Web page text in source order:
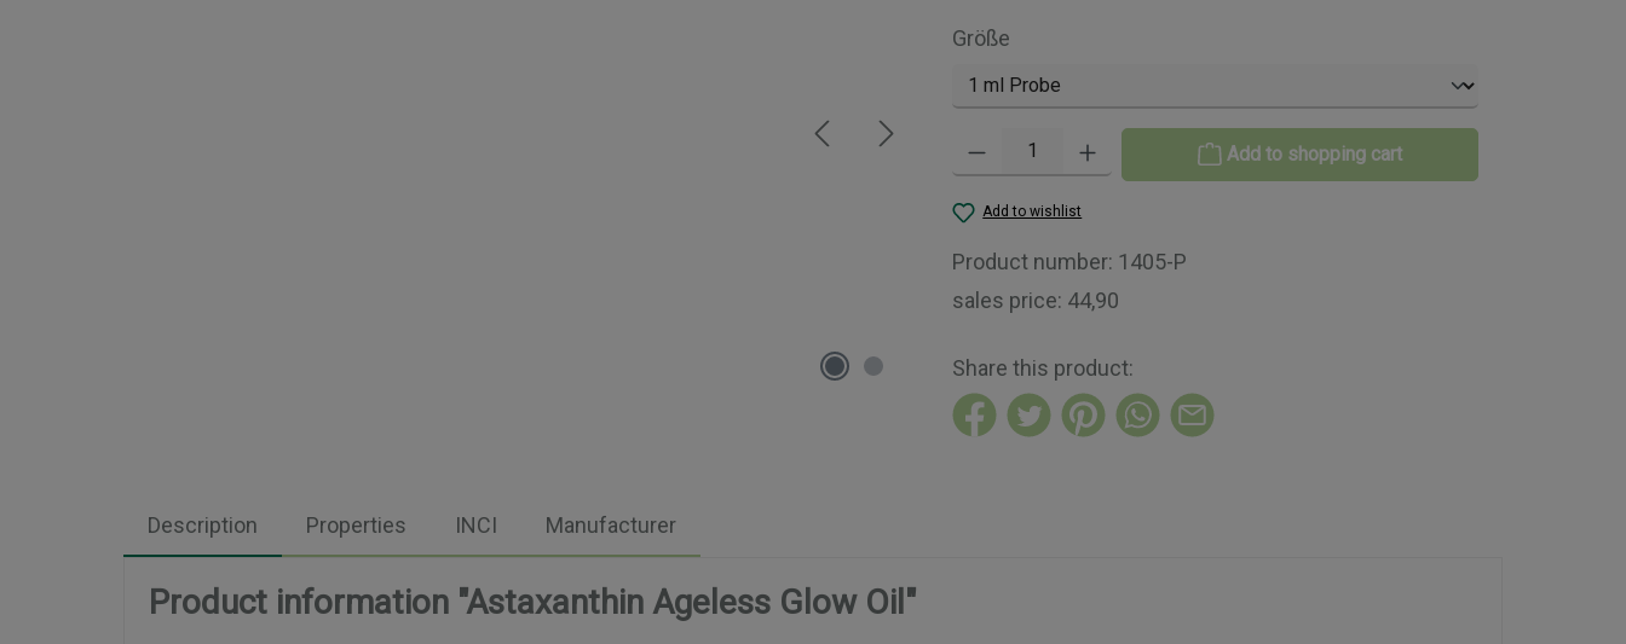
Select
Größe
Product Quantity: Enter the desired amount or use the buttons to increase or decrease
Add to shopping cart
Add to wishlist
Product number: 1405-P
sales price: 44,90
Share this product:
Description Properties INCI Manufacturer
Product information "Astaxanthin Ageless Glow Oil"